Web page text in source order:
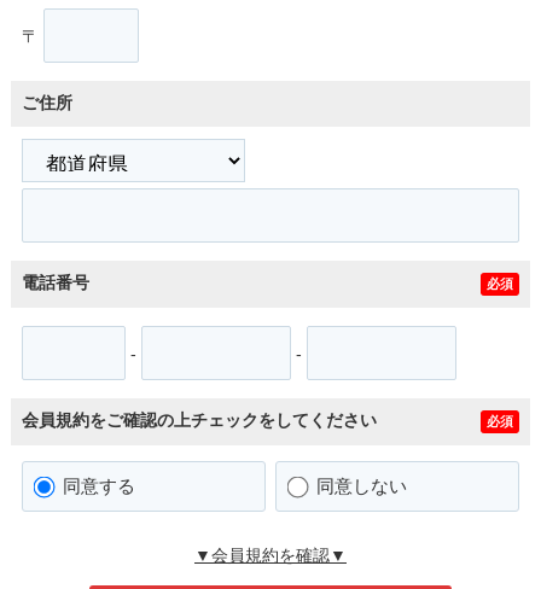
〒
ご住所
電話番号 必須
- -
会員規約をご確認の上チェックをしてください 必須
同意する 同意しない
▼会員規約を確認▼